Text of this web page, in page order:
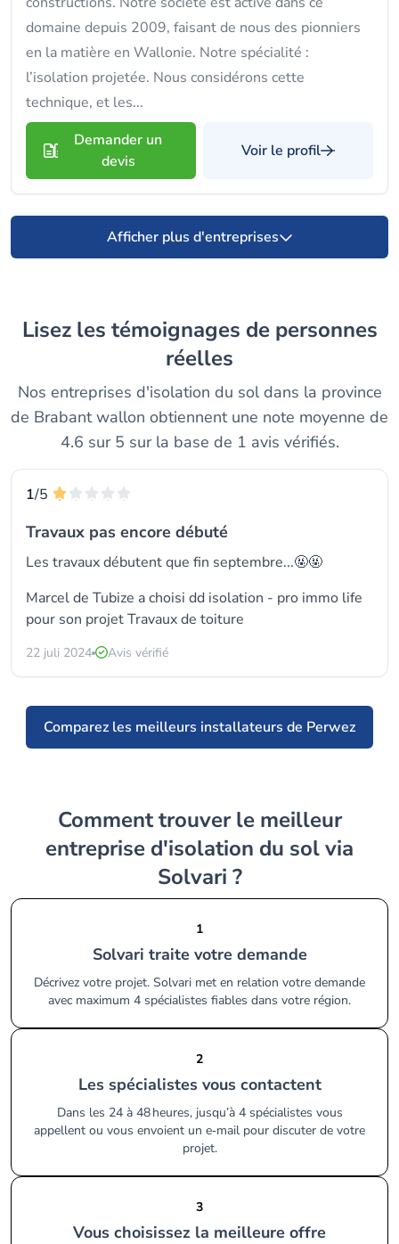
domaine depuis 2009, faisant de nous des pionniers
en la matière en Wallonie. Notre spécialité :
l’isolation projetée. Nous considérons cette
technique, et les...
Demander un
devis
Voir le profil
Afficher plus d'entreprises
Lisez les témoignages de personnes
réelles
Nos entreprises d'isolation du sol dans la province
de Brabant wallon obtiennent une note moyenne de
4.6 sur 5 sur la base de 1 avis vérifiés.
1/5
Travaux pas encore débuté
Les travaux débutent que fin septembre...🤬🤬
Marcel de Tubize a choisi dd isolation - pro immo life
pour son projet Travaux de toiture
22 juli 2024 Avis vérifié
Comparez les meilleurs installateurs de Perwez
Comment trouver le meilleur
entreprise d'isolation du sol via
Solvari ?
1
Solvari traite votre demande
Décrivez votre projet. Solvari met en relation votre demande
avec maximum 4 spécialistes fiables dans votre région.
2
Les spécialistes vous contactent
Dans les 24 à 48 heures, jusqu’à 4 spécialistes vous
appellent ou vous envoient un e‑mail pour discuter de votre
projet.
3
Vous choisissez la meilleure offre